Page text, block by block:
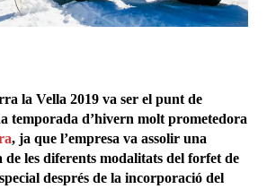
la Vella 2019 va ser el punt de
temporada d’hivern molt prometedora
, ja que l’empresa va assolir una
les diferents modalitats del forfet de
després de la incorporació del